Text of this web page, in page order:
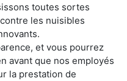
toutes sortes
les nuisibles
et vous pourrez
avant que nos employés
la prestation de